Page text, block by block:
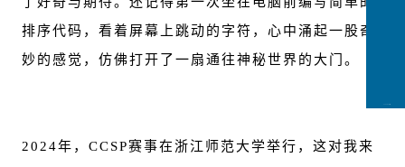
排序代码，看着屏幕上跳动的字符，心中涌起一股奇
妙的感觉，仿佛打开了一扇通往神秘世界的大门。
2024年，CCSP赛事在浙江师范大学举行，这对我来